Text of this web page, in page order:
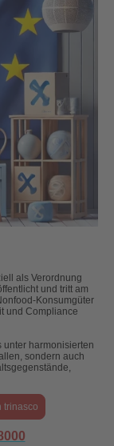
als Verordnung
und tritt am
Konsumgüter
und Compliance
unter harmonisierten
sondern auch
trinasco